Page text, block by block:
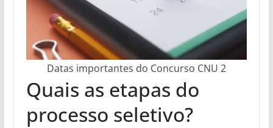
Datas importantes do Concurso CNU 2
Quais as etapas do
processo seletivo?